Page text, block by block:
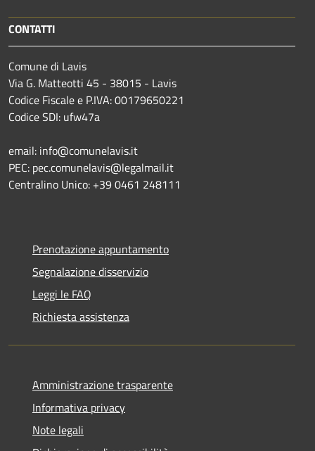
CONTATTI
Comune di Lavis
Via G. Matteotti 45 - 38015 - Lavis
Codice Fiscale e P.IVA: 00179650221
Codice SDI: ufw47a
email: info@comunelavis.it
PEC: pec.comunelavis@legalmail.it
Centralino Unico: +39 0461 248111
Prenotazione appuntamento
Segnalazione disservizio
Leggi le FAQ
Richiesta assistenza
Amministrazione trasparente
Informativa privacy
Note legali